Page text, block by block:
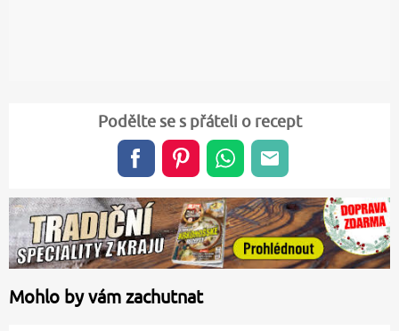
Podělte se s přáteli o recept
Mohlo by vám zachutnat